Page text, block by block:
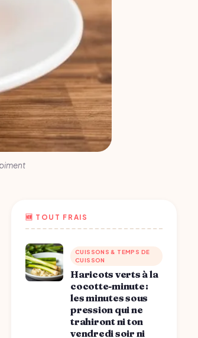
🆕 TOUT FRAIS
CUISSONS & TEMPS DE
CUISSON
Haricots verts à la
cocotte-minute :
les minutes sous
pression qui ne
trahiront ni ton
vendredi soir ni